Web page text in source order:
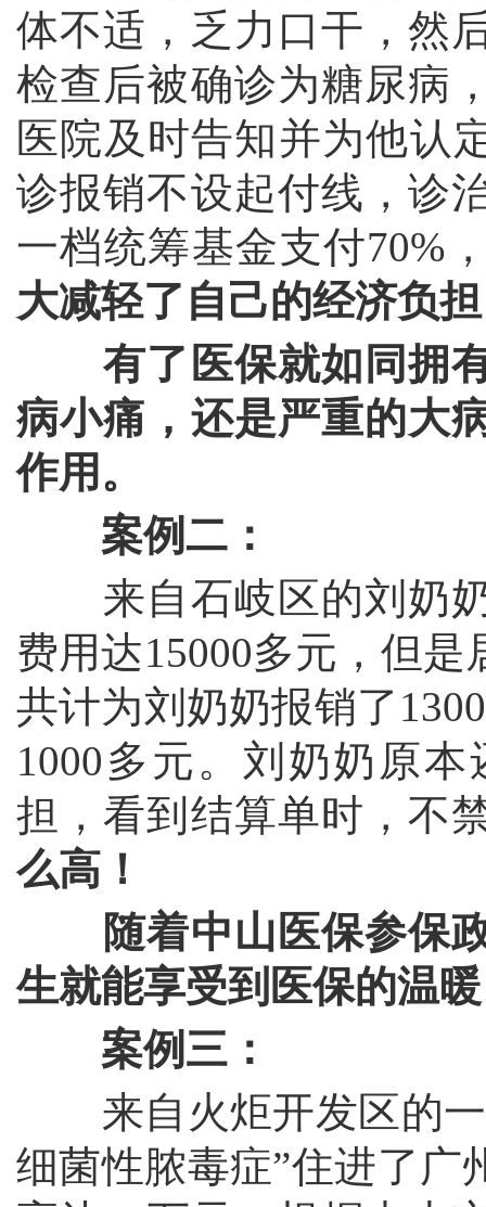
体不适，乏力口干，然
检查后被确诊为糖尿病
医院及时告知并为他认
诊报销不设起付线，诊
一档统筹基金支付70%
大减轻了自己的经济负
有了医保就如同拥
病小痛，还是严重的大
作用。
案例二：
来自石岐区的刘奶奶
费用达15000多元，但
共计为刘奶奶报销了
1000多元。刘奶奶原
担，看到结算单时，不
么高！
随着中山医保参保
生就能享受到医保的温
案例三：
来自火炬开发区的一
细菌性脓毒症”住进了广